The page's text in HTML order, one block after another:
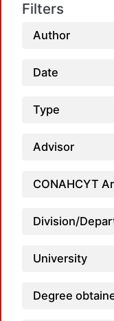
Filters
Author
Date
Type
Advisor
CONAHCYT
Division/
University
Degree